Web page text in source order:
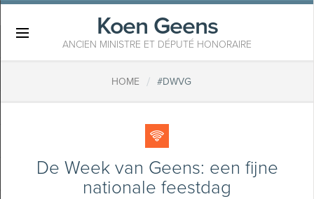
Koen Geens
ANCIEN MINISTRE ET DÉPUTÉ HONORAIRE
HOME / #DWVG
De Week van Geens: een fijne
nationale feestdag